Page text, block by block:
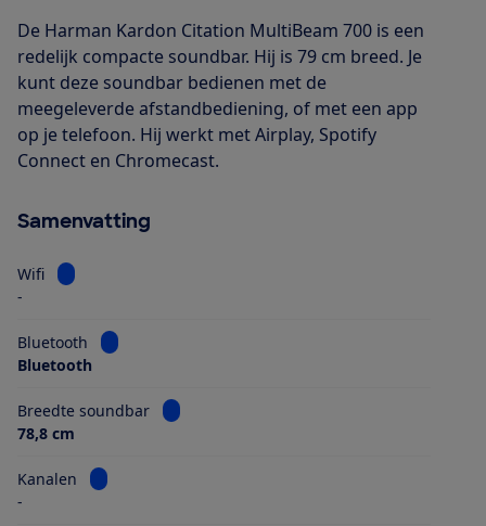
De Harman Kardon Citation MultiBeam 700 is een
redelijk compacte soundbar. Hij is 79 cm breed. Je
kunt deze soundbar bedienen met de
meegeleverde afstandbediening, of met een app
op je telefoon. Hij werkt met Airplay, Spotify
Connect en Chromecast.
Samenvatting
Wifi
Bekijk informatie voor Wifi
-
Bluetooth
Bekijk informatie voor Bluetooth
Bluetooth
Breedte soundbar
Bekijk informatie voor Breedte soundbar
78,8 cm
Kanalen
Bekijk informatie voor Kanalen
-